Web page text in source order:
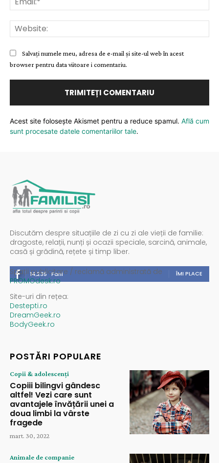
Salvați numele meu, adresa de e-mail și site-ul web în acest
browser pentru data viitoare i comentariu.
Acest site folosește Akismet pentru a reduce spamul. Află cum
sunt procesate datele comentariilor tale.
Discutăm despre situațiile de zi cu zi ale vieții de familie:
dragoste, relații, nunți și ocazii speciale, sarcină, animale,
casă și grădină, rețete și timp liber.
14,235 Fani ÎMI PLACE
Spații publicitare / reclamă administrată de
PROMOdesk.ro
Site-uri din rețea:
Destepti.ro
DreamGeek.ro
BodyGeek.ro
POSTĂRI POPULARE
Copii & adolescenți
Copiii bilingvi gândesc
altfel! Vezi care sunt
avantajele învățării unei a
doua limbi la vârste
fragede
mart. 30, 2022
Animale de companie